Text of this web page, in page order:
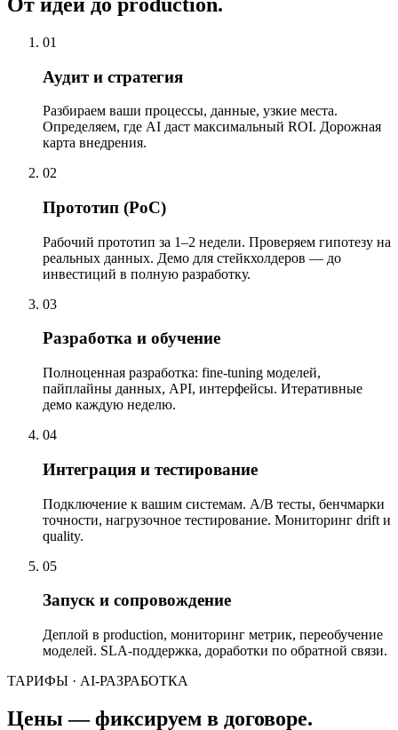
01
Аудит и стратегия
Разбираем ваши процессы, данные, узкие места.
Определяем, где AI даст максимальный ROI. Дорожная
карта внедрения.
02
Прототип (PoC)
Рабочий прототип за 1–2 недели. Проверяем гипотезу на
реальных данных. Демо для стейкхолдеров — до
инвестиций в полную разработку.
03
Разработка и обучение
Полноценная разработка: fine-tuning моделей,
пайплайны данных, API, интерфейсы. Итеративные
демо каждую неделю.
04
Интеграция и тестирование
Подключение к вашим системам. A/B тесты, бенчмарки
точности, нагрузочное тестирование. Мониторинг drift и
quality.
05
Запуск и сопровождение
Деплой в production, мониторинг метрик, переобучение
моделей. SLA-поддержка, доработки по обратной связи.
ТАРИФЫ · AI-РАЗРАБОТКА
Цены — фиксируем в договоре.